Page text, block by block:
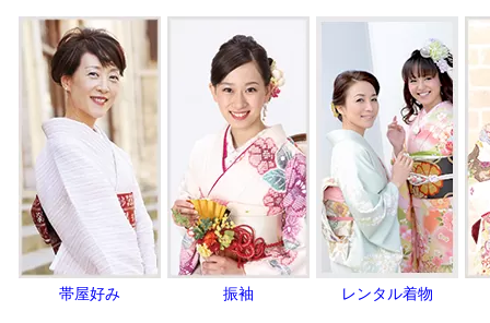
帯屋好み 振袖 レンタル着物